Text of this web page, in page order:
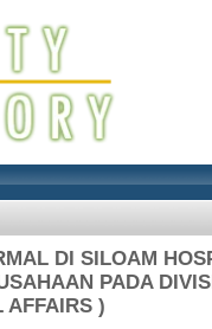
DI SILOAM
PADA
AFFAIRS )